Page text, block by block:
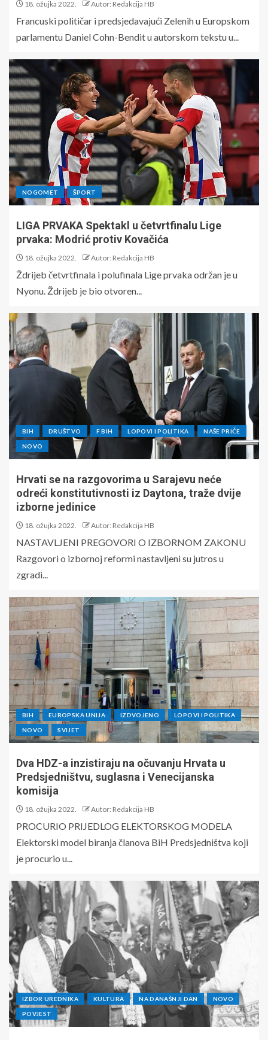
18. ožujka 2022. Autor: Redakcija HB
Francuski političar i predsjedavajući Zelenih u Europskom
parlamentu Daniel Cohn-Bendit u autorskom tekstu u...
NOGOMET ŠPORT
LIGA PRVAKA Spektakl u četvrtfinalu Lige
prvaka: Modrić protiv Kovačića
18. ožujka 2022. Autor: Redakcija HB
Ždrijeb četvrtfinala i polufinala Lige prvaka održan je u
Nyonu. Ždrijeb je bio otvoren...
BIH DRUŠTVO F BIH LOPOVI I POLITIKA NAŠE PRIČE
NOVO
Hrvati se na razgovorima u Sarajevu neće
odreći konstitutivnosti iz Daytona, traže dvije
izborne jedinice
18. ožujka 2022. Autor: Redakcija HB
NASTAVLJENI PREGOVORI O IZBORNOM ZAKONU
Razgovori o izbornoj reformi nastavljeni su jutros u
zgradi...
BIH EUROPSKA UNIJA IZDVOJENO LOPOVI I POLITIKA
NOVO SVIJET
Dva HDZ-a inzistiraju na očuvanju Hrvata u
Predsjedništvu, suglasna i Venecijanska
komisija
18. ožujka 2022. Autor: Redakcija HB
PROCURIO PRIJEDLOG ELEKTORSKOG MODELA
Elektorski model biranja članova BiH Predsjedništva koji
je procurio u...
IZBOR UREDNIKA KULTURA NA DANAŠNJI DAN NOVO
POVJEST